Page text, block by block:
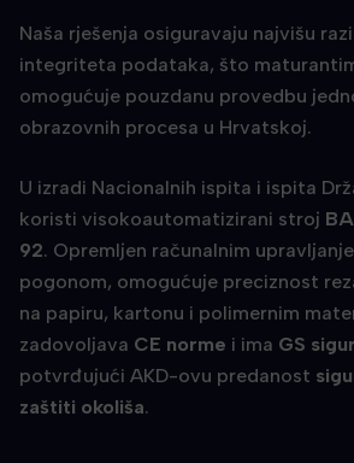
Naša rješenja osiguravaju najvišu
integriteta podataka, što
omogućuje pouzdanu provedbu
obrazovnih procesa u Hrvatskoj.
U izradi Nacionalnih ispita i ispita
koristi visokoautomatizirani stroj
92. Opremljen računalnim
pogonom, omogućuje preciznost
na papiru, kartonu i polimernim
zadovoljava CE norme i ima GS
potvrđujući AKD-ovu predanost
zaštiti okoliša.